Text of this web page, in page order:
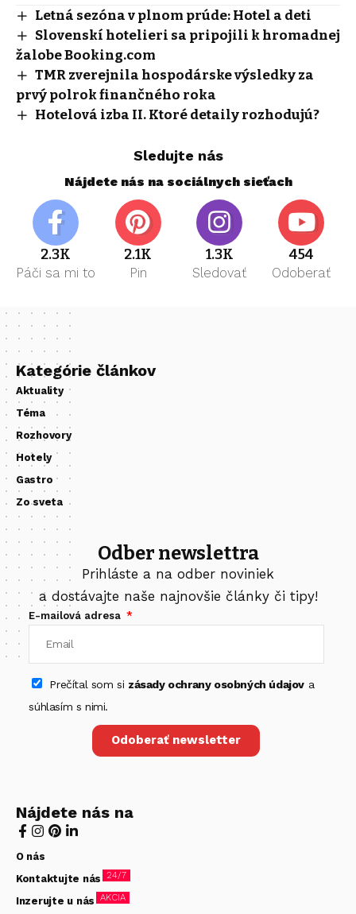
Letná sezóna v plnom prúde: Hotel a deti
Slovenskí hotelieri sa pripojili k hromadnej
žalobe Booking.com
TMR zverejnila hospodárske výsledky za
prvý polrok finančného roka
Hotelová izba II. Ktoré detaily rozhodujú?
Sledujte nás
Nájdete nás na sociálnych sieťach
2.3K
Páči sa mi to
2.1K
Pin
1.3K
Sledovať
454
Odoberať
Kategórie článkov
Aktuality
Téma
Rozhovory
Hotely
Gastro
Zo sveta
Odber newslettra
Prihláste a na odber noviniek
a dostávajte naše najnovšie články či tipy!
E-mailová adresa
Prečítal som si zásady ochrany osobných údajova
súhlasím s nimi.
Odoberať newsletter
Nájdete nás na
O nás
Kontaktujte nás 24/7
Inzerujte u nás AKCIA